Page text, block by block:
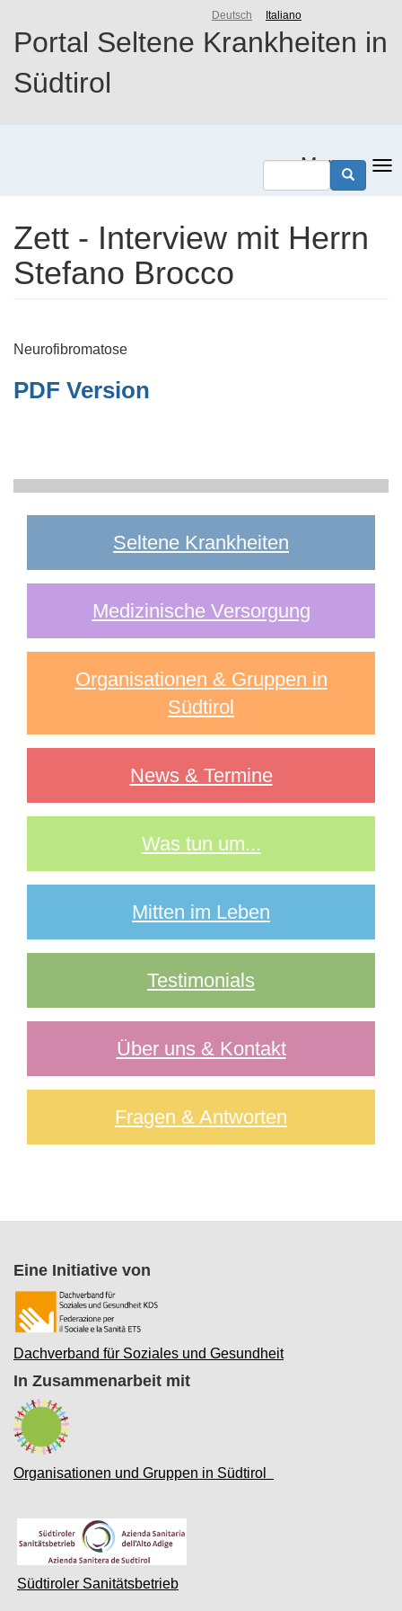
zum
Inhalt
Deutsch Italiano
Portal Seltene Krankheiten in
Südtirol
Menu
Zett - Interview mit Herrn
Stefano Brocco
Neurofibromatose
PDF Version
Seltene Krankheiten
Medizinische Versorgung
Organisationen & Gruppen in
Südtirol
News & Termine
Was tun um...
Mitten im Leben
Testimonials
Über uns & Kontakt
Fragen & Antworten
Eine Initiative von
Dachverband für Soziales und Gesundheit
In Zusammenarbeit mit
Organisationen und Gruppen in Südtirol
Südtiroler Sanitätsbetrieb